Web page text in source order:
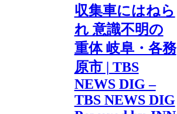
収集車にはねら
れ 意識不明の
重体 岐阜・各務
原市 | TBS
NEWS DIG –
TBS NEWS DIG